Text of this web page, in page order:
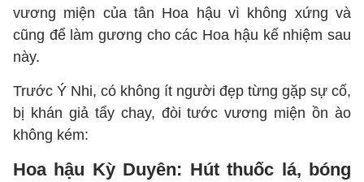
vương miện của tân Hoa hậu vì không xứng và
cũng để làm gương cho các Hoa hậu kế nhiệm sau
này.
Trước Ý Nhi, có không ít người đẹp từng gặp sự cố,
bị khán giả tẩy chay, đòi tước vương miện ồn ào
không kém:
Hoa hậu Kỳ Duyên: Hút thuốc lá, bóng